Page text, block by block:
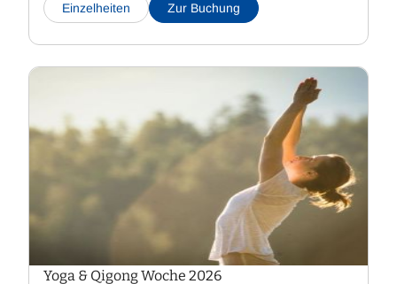
Einzelheiten Zur Buchung
Yoga & Qigong Woche 2026